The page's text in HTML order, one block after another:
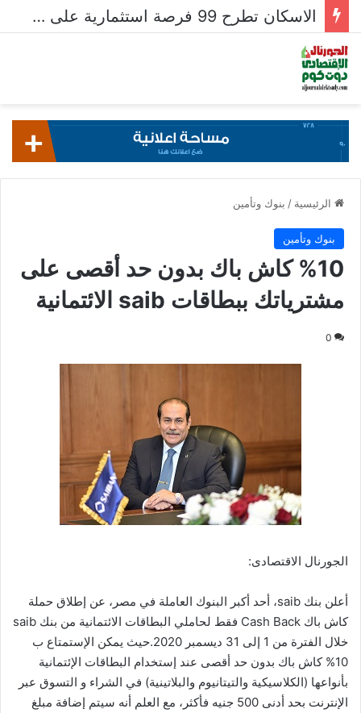
الاسكان تطرح 99 فرصة استثمارية على بوابة خدمات المستثمرين للشركات المصرية واستقبال 204 طلبات للشركات الأجنبية
الرئيسية / بنوك وتأمين
بنوك وتأمين
%10 كاش باك بدون حد أقصى على
مشترياتك ببطاقات saib الائتمانية
0
الجورنال الاقتصادى:
أعلن بنك saib، أحد أكبر البنوك العاملة في مصر، عن إطلاق حملة
كاش باك Cash Back فقط لحاملي البطاقات الائتمانية من بنك saib
خلال الفترة من 1 إلى 31 ديسمبر 2020.حيث يمكن الإستمتاع ب
10% كاش باك بدون حد أقصى عند إستخدام البطاقات الإئتمانية
بأنواعها (الكلاسيكية والتيتانيوم والبلاتينية) في الشراء و التسوق عبر
الإنترنت بحد أدنى 500 جنيه فأكثر، مع العلم أنه سيتم إضافة مبلغ